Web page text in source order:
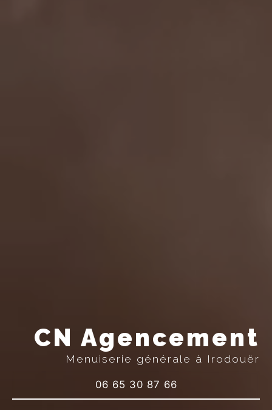
CN Agencement
Menuiserie générale à Irodouër
06 65 30 87 66